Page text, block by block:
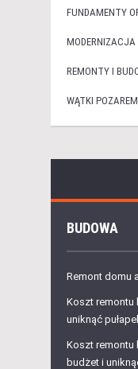
FUNDAMENTY
MODERNIZACJA
REMONTY I
WĄTKI
BUDOWA
Remont domu
Koszt remontu
uniknąć
Koszt remontu
budżet i